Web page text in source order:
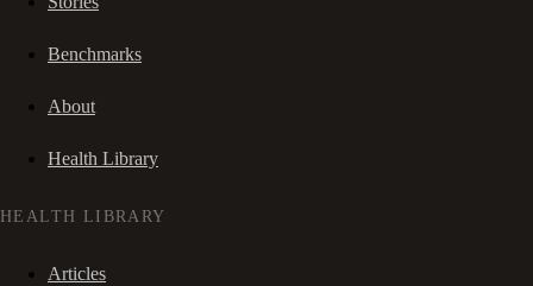
Benchmarks
About
Health Library
HEALTH LIBRARY
Articles